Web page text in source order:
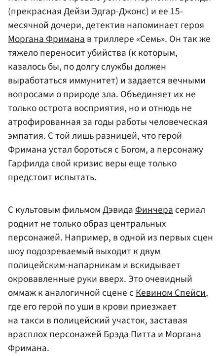
(прекрасная Дейзи Эдгар-Джонс) и ее 15-
месячной дочери, детектив напоминает героя
Моргана Фриманав триллере «Семь». Он так же
тяжело переносит убийства (к которым,
казалось бы, по долгу службы должен
выработаться иммунитет) и задается вечными
вопросами о природе зла. Объединяет их не
только острота восприятия, но и отнюдь не
атрофированная за годы работы человеческая
эмпатия. С той лишь разницей, что герой
Фримана устал бороться с Богом, а персонажу
Гарфилда свой кризис веры еще только
предстоит испытать.
С культовым фильмом ДэвидаФинчерасериал
роднит не только образ центральных
персонажей. Например, в одной из первых сцен
шоу подозреваемый выходит к двум
полицейским-напарникам и вскидывает
окровавленные руки вверх. Это очевидный
оммаж к аналогичной сцене сКевином Спейси,
где его герой по уши в крови приезжает
на такси в полицейский участок, заставая
врасплох персонажейБрэда Питтаи Моргана
Фримана.